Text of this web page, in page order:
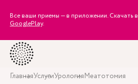
Все ваши приемы — в приложении. Скачать в
GooglePlay.
ГлавнаяУслугиУрологияМеатотомия